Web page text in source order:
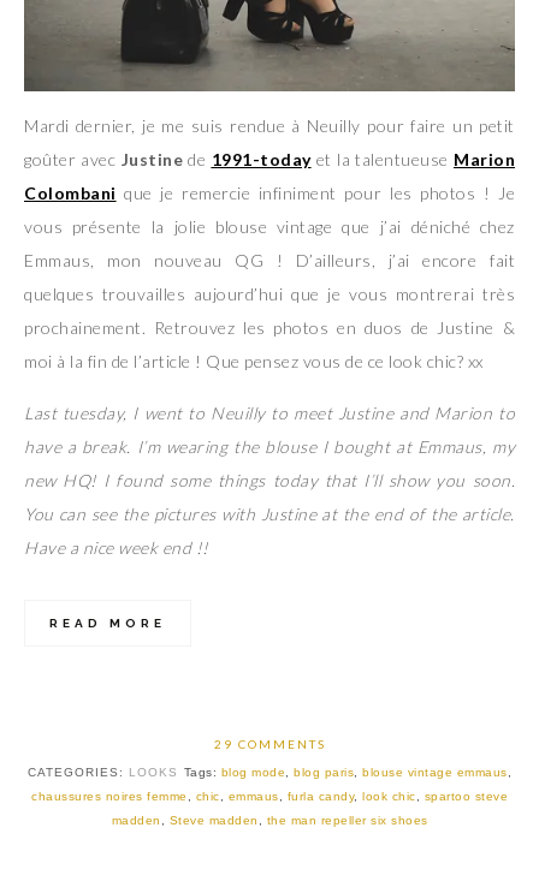
Mardi dernier, je me suis rendue à Neuilly pour faire un petit
goûter avec Justine de 1991-todayet la talentueuse Marion
Colombani que je remercie infiniment pour les photos ! Je
vous présente la jolie blouse vintage que j’ai déniché chez
Emmaus, mon nouveau QG ! D’ailleurs, j’ai encore fait
quelques trouvailles aujourd’hui que je vous montrerai très
prochainement. Retrouvez les photos en duos de Justine &
moi à la fin de l’article ! Que pensez vous de ce look chic? xx
Last tuesday, I went to Neuilly to meet Justine and Marion to
have a break. I’m wearing the blouse I bought at Emmaus, my
new HQ! I found some things today that I’ll show you soon.
You can see the pictures with Justine at the end of the article.
Have a nice week end !!
READ MORE
29 COMMENTS
CATEGORIES: LOOKS Tags: blog mode ,blog paris ,blouse vintage emmaus
chaussures noires femme
chic emmaus furla candy, look chic
spartoo steve
madden
Steve madden the man repeller six shoes